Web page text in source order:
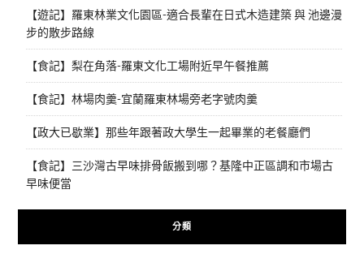
【遊記】羅東林業文化園區-適合長輩在日式木造建築 與 池邊漫
步的散步路線
【食記】梨在角落-羅東文化工場附近早午餐推薦
【食記】林場肉羹-宜蘭羅東林場旁老字號肉羹
【政大已歇業】那些年跟著政大學生一起畢業的老餐廳們
【食記】三沙灣古早味排骨飯搬到哪？基隆中正區調和市場古
早味便當
分類